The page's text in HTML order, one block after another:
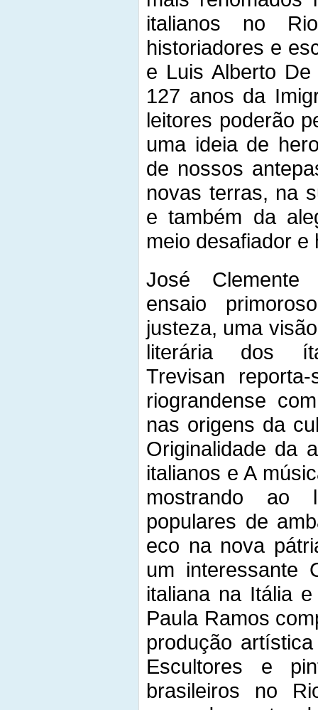
italianos no
historiadores e
e Luis Alberto
127 anos da
leitores poderão
uma ideia de
de nossos
novas terras, na
e também da
meio desafiador e
José Clemente
ensaio
justeza, uma
literária dos
Trevisan
riograndense
nas origens da
Originalidade da
italianos e A
mostrando ao
populares de
eco na nova
um interessante
italiana na Itália
Paula Ramos
produção
Escultores e
brasileiros no